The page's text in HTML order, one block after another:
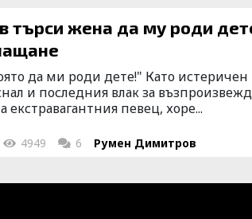
търси жена да му роди
да ми роди дете!" Като истеричен
и последния влак за
екстравагантния певец, хоре...
4949 6 Румен Димитров